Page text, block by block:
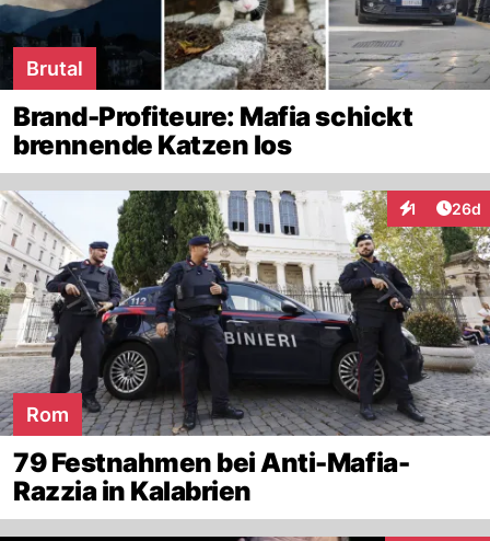
Brutal
Brand-Profiteure: Mafia schickt
brennende Katzen los
1
Interaktionen
26d
Rom
79 Festnahmen bei Anti-Mafia-
Razzia in Kalabrien